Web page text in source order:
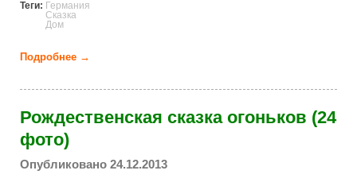
Теги:
Германия
Сказка
Дом
Подробнее →
Рождественская сказка огоньков (24
фото)
Опубликовано 24.12.2013